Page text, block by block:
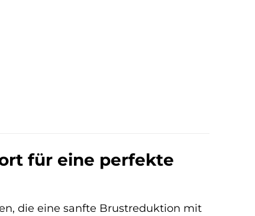
für eine perfekte
die eine sanfte Brustreduktion mit